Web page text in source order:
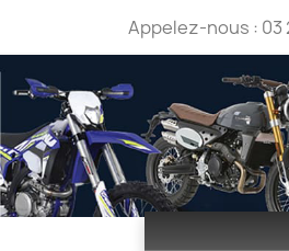
Appelez-nous : 03